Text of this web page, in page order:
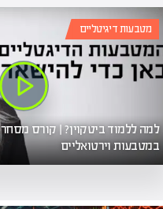
מטבעות דיגיטליים
למה ללמוד ביטקוין? | קורס מסחר
במטבעות וירטואליים